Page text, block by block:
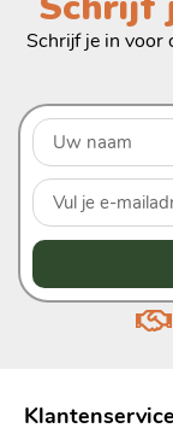
Schrijf je in voor
Klantenservice